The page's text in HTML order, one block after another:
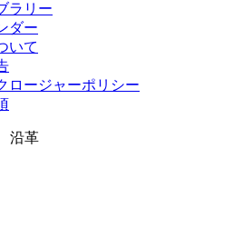
ラリー
ダー
いて
ロージャーポリシー
沿革